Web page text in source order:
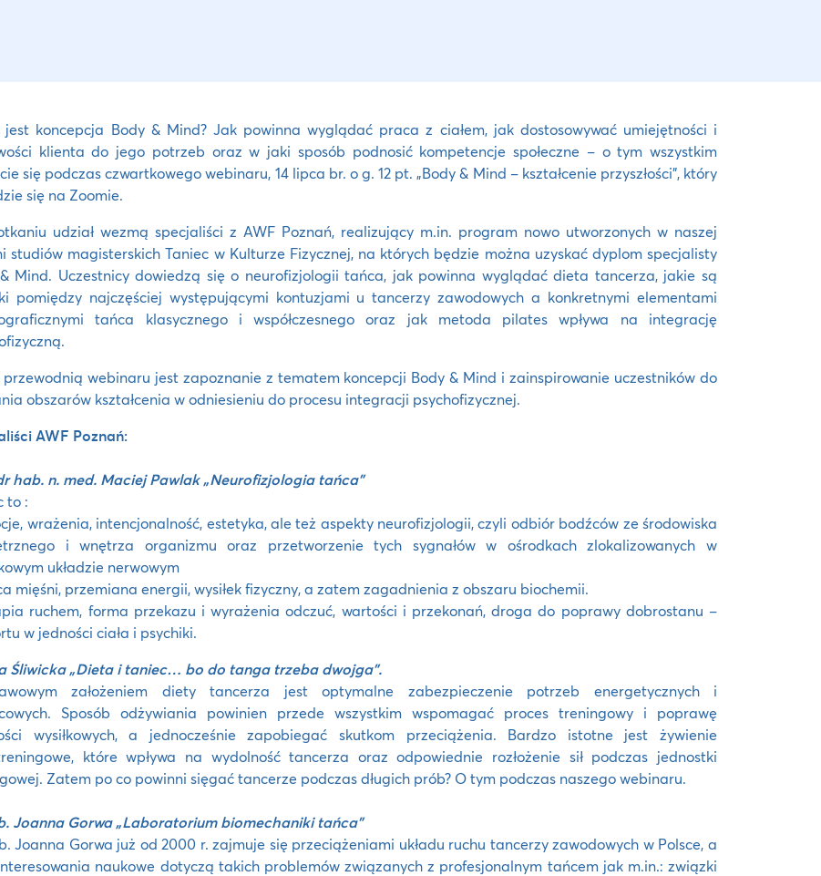
koncepcja Body & Mind? Jak powinna wyglądać praca z ciałem, jak dostosowywać umiejętności i
klienta do jego potrzeb oraz w jaki sposób podnosić kompetencje społeczne – o tym wszystkim
się podczas czwartkowego webinaru, 14 lipca br. o g. 12 pt. „Body & Mind – kształcenie przyszłości”, który
się na Zoomie.
udział wezmą specjaliści z AWF Poznań, realizujący m.in. program nowo utworzonych w naszej
studiów magisterskich Taniec w Kulturze Fizycznej, na których będzie można uzyskać dyplom specjalisty
Mind. Uczestnicy dowiedzą się o neurofizjologii tańca, jak powinna wyglądać dieta tancerza, jakie są
pomiędzy najczęściej występującymi kontuzjami u tancerzy zawodowych a konkretnymi elementami
tańca klasycznego i współczesnego oraz jak metoda pilates wpływa na integrację
przewodnią webinaru jest zapoznanie z tematem koncepcji Body & Mind i zainspirowanie uczestników do
obszarów kształcenia w odniesieniu do procesu integracji psychofizycznej.
AWF Poznań:
hab. n. med. Maciej Pawlak „Neurofizjologia tańca”
to :
wrażenia, intencjonalność, estetyka, ale też aspekty neurofizjologii, czyli odbiór bodźców ze środowiska
i wnętrza organizmu oraz przetworzenie tych sygnałów w ośrodkach zlokalizowanych w
układzie nerwowym
mięśni, przemiana energii, wysiłek fizyczny, a zatem zagadnienia z obszaru biochemii.
ruchem, forma przekazu i wyrażenia odczuć, wartości i przekonań, droga do poprawy dobrostanu –
w jedności ciała i psychiki.
Śliwicka „Dieta i taniec… bo do tanga trzeba dwojga”.
założeniem diety tancerza jest optymalne zabezpieczenie potrzeb energetycznych i
Sposób odżywiania powinien przede wszystkim wspomagać proces treningowy i poprawę
wysiłkowych, a jednocześnie zapobiegać skutkom przeciążenia. Bardzo istotne jest żywienie
które wpływa na wydolność tancerza oraz odpowiednie rozłożenie sił podczas jednostki
Zatem po co powinni sięgać tancerze podczas długich prób? O tym podczas naszego webinaru.
Joanna Gorwa „Laboratorium biomechaniki tańca”
Joanna Gorwa już od 2000 r. zajmuje się przeciążeniami układu ruchu tancerzy zawodowych w Polsce, a
naukowe dotyczą takich problemów związanych z profesjonalnym tańcem jak m.in.: związki